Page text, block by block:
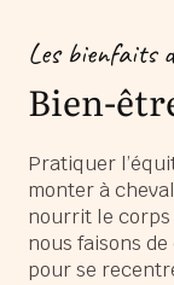
Les bienfaits
Bien-
Pratiquer
monter à
nourrit le corps
nous faisons
pour se